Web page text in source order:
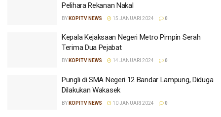
Pelihara Rekanan Nakal
BY KOPITV NEWS 15 JANUARI 2024 0
Kepala Kejaksaan Negeri Metro Pimpin Serah
Terima Dua Pejabat
BY KOPITV NEWS 14 JANUARI 2024 0
Pungli di SMA Negeri 12 Bandar Lampung, Diduga
Dilakukan Wakasek
BY KOPITV NEWS 10 JANUARI 2024 0